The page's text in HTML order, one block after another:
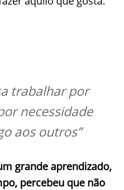
trabalhar por
necessidade
aos outros”
grande aprendizado,
percebeu que não